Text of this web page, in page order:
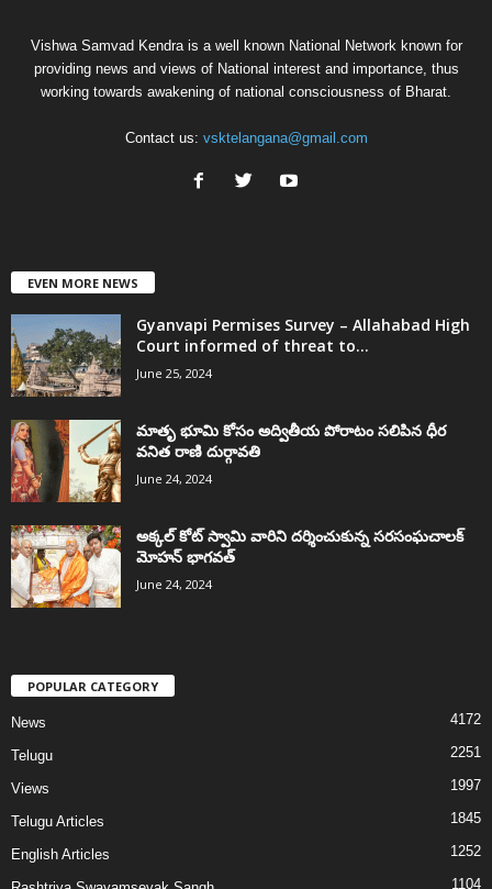
Vishwa Samvad Kendra is a well known National Network known for
providing news and views of National interest and importance, thus
working towards awakening of national consciousness of Bharat.
Contact us: vsktelangana@gmail.com
EVEN MORE NEWS
Gyanvapi Permises Survey – Allahabad High
Court informed of threat to...
June 25, 2024
మాతృ భూమి కోసం అద్వితీయ పోరాటం సలిపిన ధీర
వనిత రాణి దుర్గావతి
June 24, 2024
అక్కల్‌ కోట్‌ స్వామి వారిని దర్శించుకున్న సరసంఘచాలక్
మోహన్ భాగవత్
June 24, 2024
POPULAR CATEGORY
News 4172
Telugu 2251
Views 1997
Telugu Articles 1845
English Articles 1252
1104